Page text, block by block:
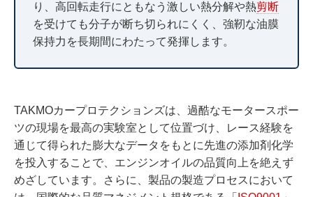
り、高回転走行にともなう激しい熱分解や熱剪断
を受けても分子が断ち切られにくく、強靭な油膜
保持力を長期間にわたって発揮します。
TAKMOカープロテクションズは、過酷なモータースポー
ツの現場を最高の実験室として位置づけ、レース経験を
通じて得られた膨大なデータをもとに先進の添加剤化学
を投入することで、エンジンオイルの品質向上を絶えず
めざしています。さらに、製品の製造プロセスにおいて